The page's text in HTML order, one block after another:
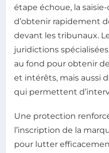
étape échoue, la
d’obtenir rapidement
devant les tribunaux.
juridictions
au fond pour obtenir
et intérêts, mais aussi
qui permettent
Une protection
l’inscription de la
pour lutter